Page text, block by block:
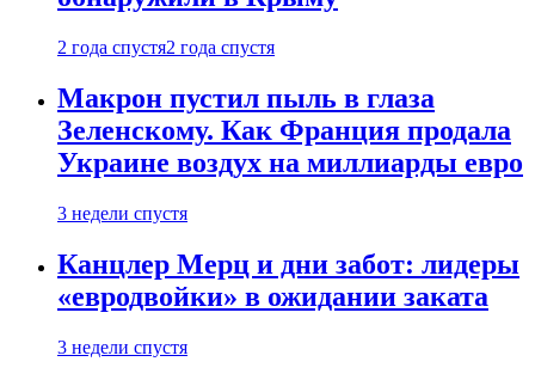
2 года спустя2 года спустя
Макрон пустил пыль в глаза
Зеленскому. Как Франция продала
Украине воздух на миллиарды евро
3 недели спустя
Канцлер Мерц и дни забот: лидеры
«евродвойки» в ожидании заката
3 недели спустя